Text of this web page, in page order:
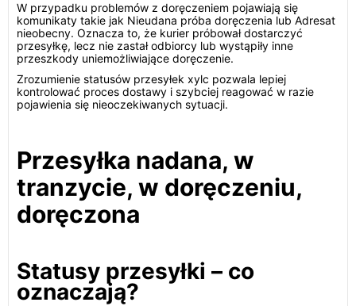
W przypadku problemów z doręczeniem pojawiają się
komunikaty takie jak Nieudana próba doręczenia lub Adresat
nieobecny. Oznacza to, że kurier próbował dostarczyć
przesyłkę, lecz nie zastał odbiorcy lub wystąpiły inne
przeszkody uniemożliwiające doręczenie.
Zrozumienie statusów przesyłek xylc pozwala lepiej
kontrolować proces dostawy i szybciej reagować w razie
pojawienia się nieoczekiwanych sytuacji.
Przesyłka nadana, w
tranzycie, w doręczeniu,
doręczona
Statusy przesyłki – co
oznaczają?